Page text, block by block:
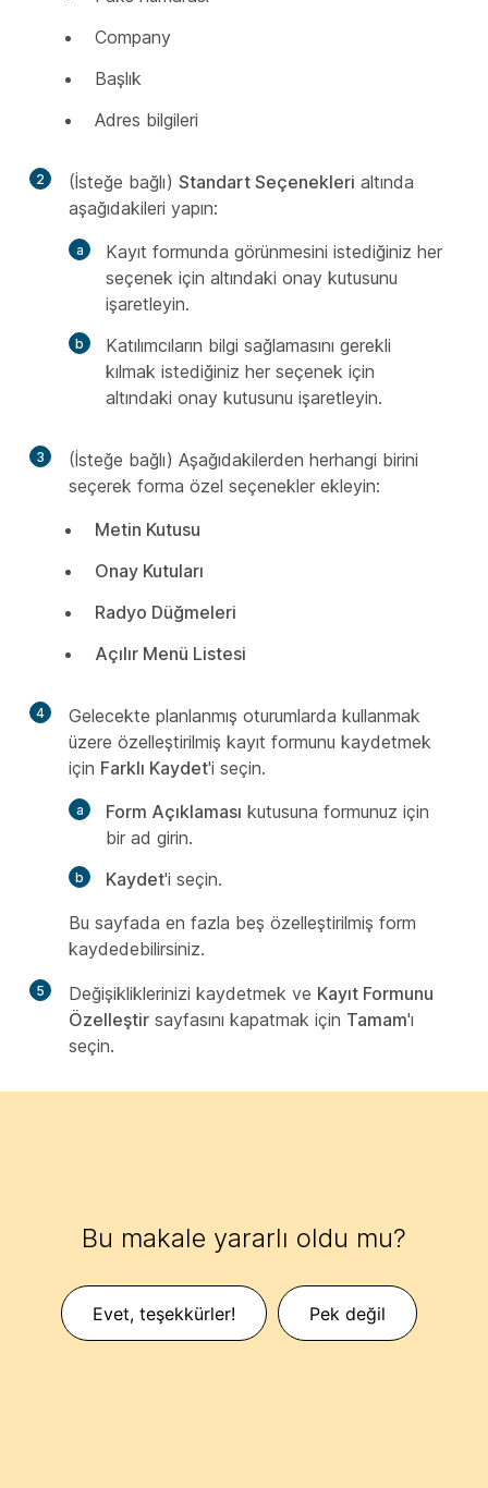
Company
Başlık
Adres bilgileri
2 (İsteğe bağlı) Standart Seçenekleri altında
aşağıdakileri yapın:
Kayıt formunda görünmesini istediğiniz her
seçenek için altındaki onay kutusunu
işaretleyin.
Katılımcıların bilgi sağlamasını gerekli
kılmak istediğiniz her seçenek için
altındaki onay kutusunu işaretleyin.
3
(İsteğe bağlı) Aşağıdakilerden herhangi birini
seçerek forma özel seçenekler ekleyin:
Metin Kutusu
Onay Kutuları
Radyo Düğmeleri
Açılır Menü Listesi
4
Gelecekte planlanmış oturumlarda kullanmak
üzere özelleştirilmiş kayıt formunu kaydetmek
için Farklı Kaydet'i seçin.
Form Açıklaması kutusuna formunuz için
bir ad girin.
Kaydet'i seçin.
Bu sayfada en fazla beş özelleştirilmiş form
kaydedebilirsiniz.
5 Değişikliklerinizi kaydetmek ve Kayıt Formunu
Özelleştir sayfasını kapatmak için Tamam'ı
seçin.
Bu makale yararlı oldu mu?
Evet, teşekkürler! Pek değil